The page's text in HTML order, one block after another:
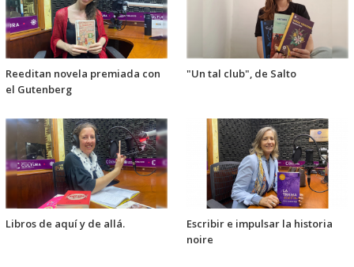
Reeditan novela premiada con
el Gutenberg
"Un tal club", de Salto
Libros de aquí y de allá.
Escribir e impulsar la historia
noire